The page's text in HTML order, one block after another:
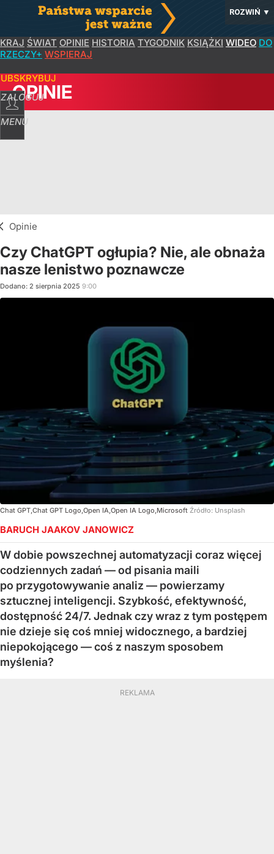
ROZWIŃ ▼
KRAJ ŚWIAT OPINIE HISTORIA TYGODNIK KSIĄŻKI WIDEO DO
RZECZY+ WSPIERAJ
ZALOGUJ
MENU
OPINIE
Opinie
Czy ChatGPT ogłupia? Nie, ale obnaża
nasze lenistwo poznawcze
Dodano: 2 sierpnia 2025 9:00
Chat GPT,Chat GPT Logo,Open IA,Open IA Logo,Microsoft Źródło: Unsplash
BARUCH JAAKOV JANOWICZ
W dobie powszechnej automatyzacji coraz więcej
codziennych zadań — od pisania maili
po przygotowywanie analiz — powierzamy
sztucznej inteligencji. Szybkość, efektywność,
dostępność 24/7. Jednak czy wraz z tym postępem
nie dzieje się coś mniej widocznego, a bardziej
niepokojącego — coś z naszym sposobem
myślenia?